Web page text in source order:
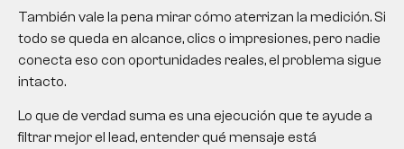
También vale la pena mirar cómo aterrizan la medición. Si
todo se queda en alcance, clics o impresiones, pero nadie
conecta eso con oportunidades reales, el problema sigue
intacto.
Lo que de verdad suma es una ejecución que te ayude a
filtrar mejor el lead, entender qué mensaje está